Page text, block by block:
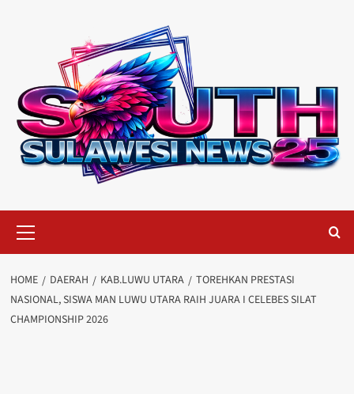
Menu
HOME DAERAH KAB.LUWU UTARA
TOREHKAN PRESTASI
NASIONAL, SISWA MAN LUWU UTARA RAIH JUARA I CELEBES SILAT
CHAMPIONSHIP 2026